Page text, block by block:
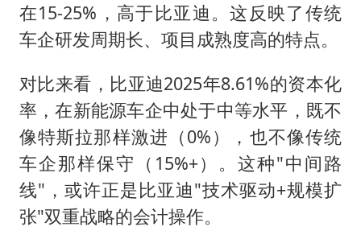
在15-25%，高于比亚迪。这反映了传统
车企研发周期长、项目成熟度高的特点。
对比来看，比亚迪2025年8.61%的资本化
率，在新能源车企中处于中等水平，既不
像特斯拉那样激进（0%），也不像传统
车企那样保守（15%+）。这种"中间路
线"，或许正是比亚迪"技术驱动+规模扩
张"双重战略的会计操作。